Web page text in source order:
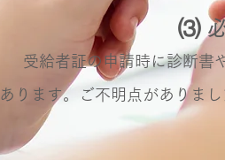
⑶
受給者証の申請時に診断書
あります。ご不明点がありま